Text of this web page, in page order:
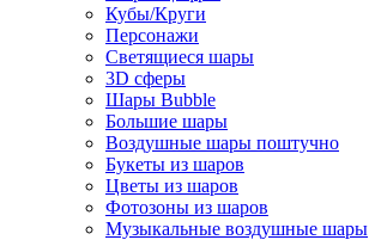
Кубы/Круги
Персонажи
Светящиеся шары
3D сферы
Шары Bubble
Большие шары
Воздушные шары поштучно
Букеты из шаров
Цветы из шаров
Фотозоны из шаров
Музыкальные воздушные шары